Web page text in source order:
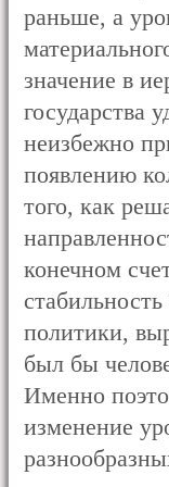
раньше, а
значение в
государства
неизбежно
появлению
того, как
конечном
политики,
был бы
Именно
изменение